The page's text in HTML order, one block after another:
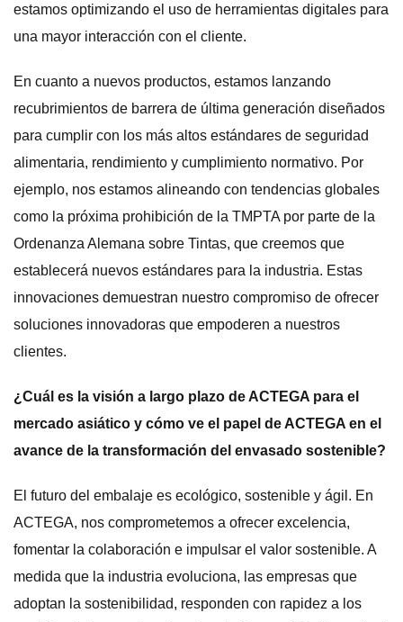
estamos optimizando el uso de herramientas digitales para
una mayor interacción con el cliente.
En cuanto a nuevos productos, estamos lanzando
recubrimientos de barrera de última generación diseñados
para cumplir con los más altos estándares de seguridad
alimentaria, rendimiento y cumplimiento normativo. Por
ejemplo, nos estamos alineando con tendencias globales
como la próxima prohibición de la TMPTA por parte de la
Ordenanza Alemana sobre Tintas, que creemos que
establecerá nuevos estándares para la industria. Estas
innovaciones demuestran nuestro compromiso de ofrecer
soluciones innovadoras que empoderen a nuestros
clientes.
¿Cuál es la visión a largo plazo de ACTEGA para el
mercado asiático y cómo ve el papel de ACTEGA en el
avance de la transformación del envasado sostenible?
El futuro del embalaje es ecológico, sostenible y ágil. En
ACTEGA, nos comprometemos a ofrecer excelencia,
fomentar la colaboración e impulsar el valor sostenible. A
medida que la industria evoluciona, las empresas que
adoptan la sostenibilidad, responden con rapidez a los